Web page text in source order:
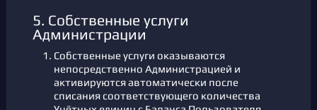
5. Собственные услуги
Администрации
Собственные услуги оказываются
непосредственно Администрацией и
активируются автоматически после
списания соответствующего количества